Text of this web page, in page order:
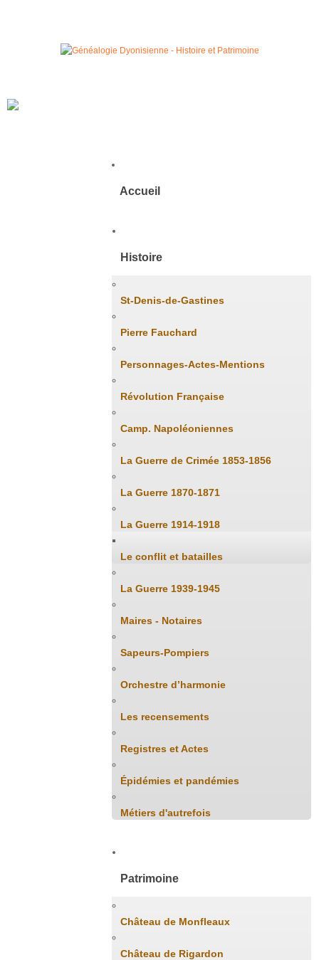
Accueil
Histoire
St-Denis-de-Gastines
Pierre Fauchard
Personnages-Actes-Mentions
Révolution Française
Camp. Napoléoniennes
La Guerre de Crimée 1853-1856
La Guerre 1870-1871
La Guerre 1914-1918
Le conflit et batailles
La Guerre 1939-1945
Maires - Notaires
Sapeurs-Pompiers
Orchestre d’harmonie
Les recensements
Registres et Actes
Épidémies et pandémies
Métiers d'autrefois
Patrimoine
Château de Monfleaux
Château de Rigardon